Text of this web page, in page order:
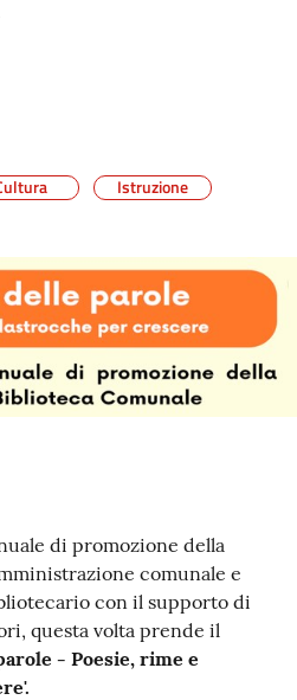
Istruzione
di promozione della
comunale e
con il supporto di
questa volta prende il
- Poesie, rime e